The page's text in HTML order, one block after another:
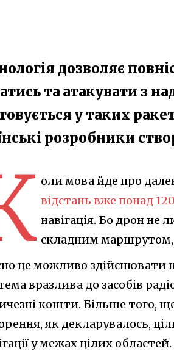
дозволяє
та атакувати з
у таких
розробники
оли мова йде про
відстань вже понад
навігація. Бо дрон не
складним маршрутом,
це можливо здійснювати
вразлива до засобів
кошти. Більше того,
як декларувалось,
у межах цілих областей.